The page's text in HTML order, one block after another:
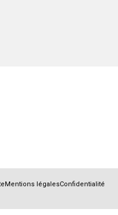
Mentions légalesConfidentialité